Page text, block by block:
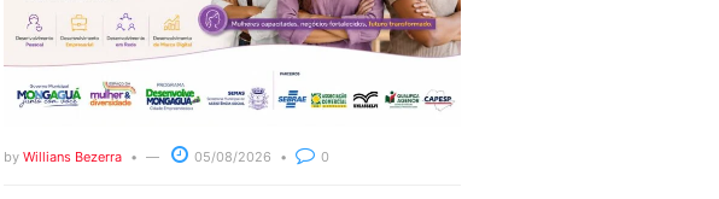
by Willians Bezerra 05/08/2026 0